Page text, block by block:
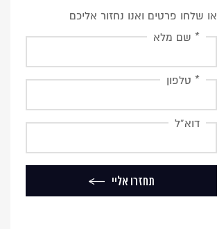
או שלחו פרטים ואנו נחזור אליכם
* שם מלא
* טלפון
דוא”ל
תחזרו אליי